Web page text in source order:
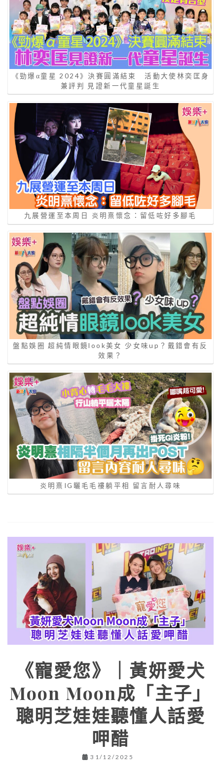
《勁爆α童星 2024》決賽圓滿結束 活動大使林奕匡身
兼評判 見證新一代童星誕生
九展營運至本周日 炎明熹懷念：留低咗好多腳毛
盤點娛圈 超純情眼鏡look美女 少女味up？戴錯會有反
效果？
炎明熹IG曬毛毛褸躺平相 留言耐人尋味
《寵愛您》｜黃妍愛犬
Moon Moon成「主子」
聰明芝娃娃聽懂人話愛
呷醋
31/12/2025